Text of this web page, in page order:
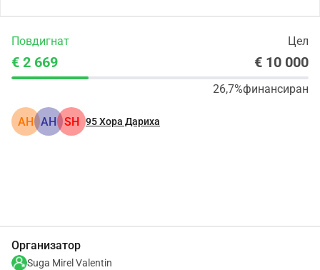
Повдигнат Цел
€ 2 669 € 10 000
26,7%финансиран
АН АН SH 95Хора Дариха
Организатор
Suga Mirel Valentin